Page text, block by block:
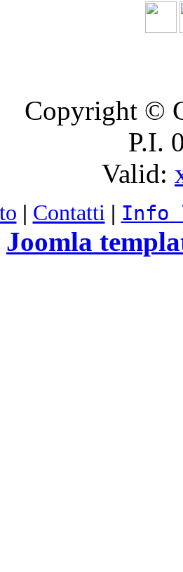
Copyright ©
P.I.
Valid:
| Contatti | Info
Joomla